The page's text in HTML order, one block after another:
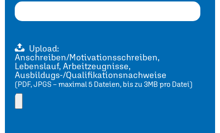
Upload:
Anschreiben/Motivationsschreiben,
Lebenslauf, Arbeitzeugnisse,
Ausbildugs-/Qualifikationsnachweise
(PDF, JPGS – maximal 5 Dateien, bis zu 3MB pro Datei)